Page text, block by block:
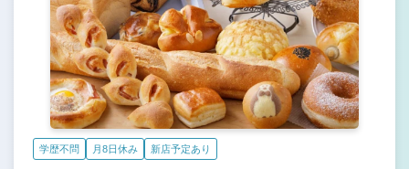
学歴不問 月8日休み 新店予定あり